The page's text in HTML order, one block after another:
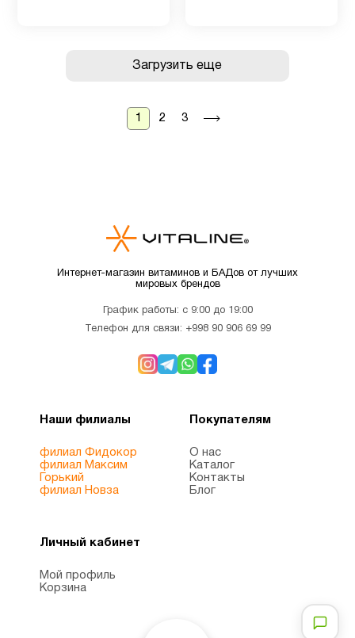
Загрузить еще
1 2 3
Интернет-магазин витаминов и БАДов от лучших
мировых брендов
График работы: с 9:00 до 19:00
Телефон для связи: +998 90 906 69 99
Наши филиалы
филиал Фидокор
филиал Максим
Горький
филиал Новза
Покупателям
О нас
Каталог
Контакты
Блог
Личный кабинет
Мой профиль
Корзина